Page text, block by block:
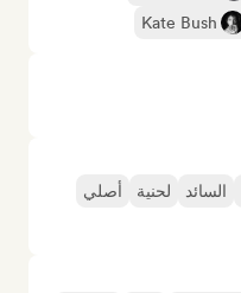
Kate Bush
السائد لحنية
أصلي